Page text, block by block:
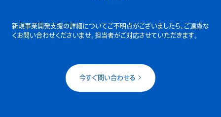
新規事業開発支援の詳細についてご不明点がございましたら、 ご遠慮な
くお問い合わせくださいませ。担当者がご対応させていただきます。
今すぐ問い合わせる